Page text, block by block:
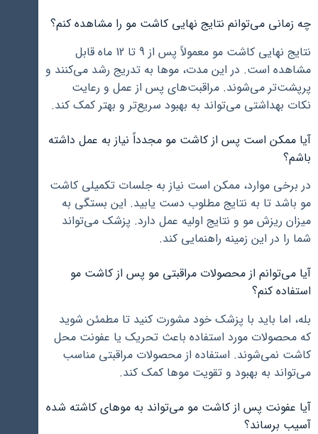
چه زمانی می‌توانم نتایج نهایی کاشت مو را مشاهده کنم؟
نتایج نهایی کاشت مو معمولاً پس از 9 تا 12 ماه قابل
مشاهده است. در این مدت، موها به تدریج رشد می‌کنند و
پرپشت‌تر می‌شوند. مراقبت‌های پس از عمل و رعایت
نکات بهداشتی می‌تواند به بهبود سریع‌تر و بهتر کمک کند.
آیا ممکن است پس از کاشت مو مجدداً نیاز به عمل داشته
باشم؟
در برخی موارد، ممکن است نیاز به جلسات تکمیلی کاشت
مو باشد تا به نتایج مطلوب دست یابید. این بستگی به
میزان ریزش مو و نتایج اولیه عمل دارد. پزشک می‌تواند
شما را در این زمینه راهنمایی کند.
آیا می‌توانم از محصولات مراقبتی مو پس از کاشت مو
استفاده کنم؟
بله، اما باید با پزشک خود مشورت کنید تا مطمئن شوید
که محصولات مورد استفاده باعث تحریک یا عفونت محل
کاشت نمی‌شوند. استفاده از محصولات مراقبتی مناسب
می‌تواند به بهبود و تقویت موها کمک کند.
آیا عفونت پس از کاشت مو می‌تواند به موهای کاشته شده
آسیب برساند؟